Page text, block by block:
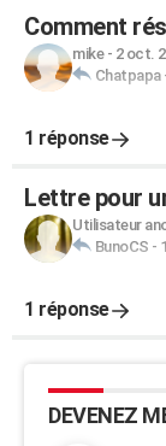
Comment
mike- 2 oct.
Chatpapa
1 réponse
Lettre pour
Utilisateur
BunoCS -
1 réponse
DEVENEZ